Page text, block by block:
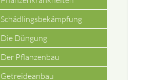
Schädlingsbekämpfung
Die Düngung
Der Pflanzenbau
Getreideanbau